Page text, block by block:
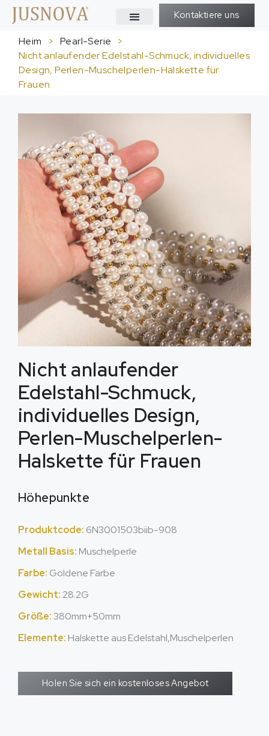
Kontaktiere uns
Heim > Pearl-Serie
>
Nicht anlaufender Edelstahl-Schmuck, individuelles
Design, Perlen-Muschelperlen-Halskette für
Frauen
Nicht anlaufender
Edelstahl-Schmuck,
individuelles Design,
Perlen-Muschelperlen-
Halskette für Frauen
Höhepunkte
Produktcode: 6N3001503biib-908
Metall Basis: Muschelperle
Farbe: Goldene Farbe
Gewicht: 28.2G
Größe: 380mm+50mm
Elemente: Halskette aus Edelstahl,Muschelperlen
Holen Sie sich ein kostenloses Angebot